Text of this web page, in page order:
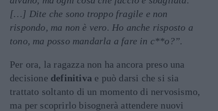
[…] Dite che sono troppo fragile e non
rispondo, ma non è vero. Ho anche risposto a
tono, ma posso mandarla a fare in c**o?”.
Per ora, la ragazza non ha ancora preso una
decisione definitiva e può darsi che si sia
trattato soltanto di un momento di nervosismo,
ma per scoprirlo bisognerà attendere nuovi